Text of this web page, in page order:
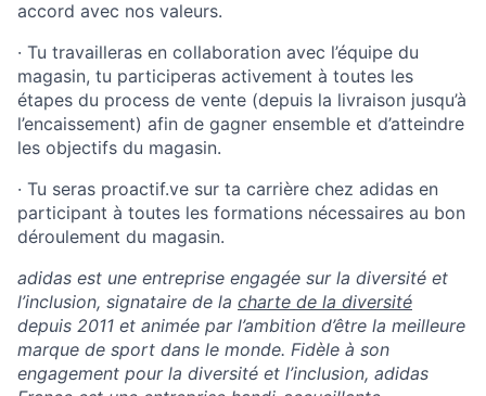
accord avec nos valeurs.
· Tu travailleras en collaboration avec l’équipe du
magasin, tu participeras activement à toutes les
étapes du process de vente (depuis la livraison jusqu’à
l’encaissement) afin de gagner ensemble et d’atteindre
les objectifs du magasin.
· Tu seras proactif.ve sur ta carrière chez adidas en
participant à toutes les formations nécessaires au bon
déroulement du magasin.
adidas est une entreprise engagée sur la diversité et
l’inclusion, signataire de la charte de la diversité
depuis 2011 et animée par l’ambition d’être la meilleure
marque de sport dans le monde. Fidèle à son
engagement pour la diversité et l’inclusion, adidas